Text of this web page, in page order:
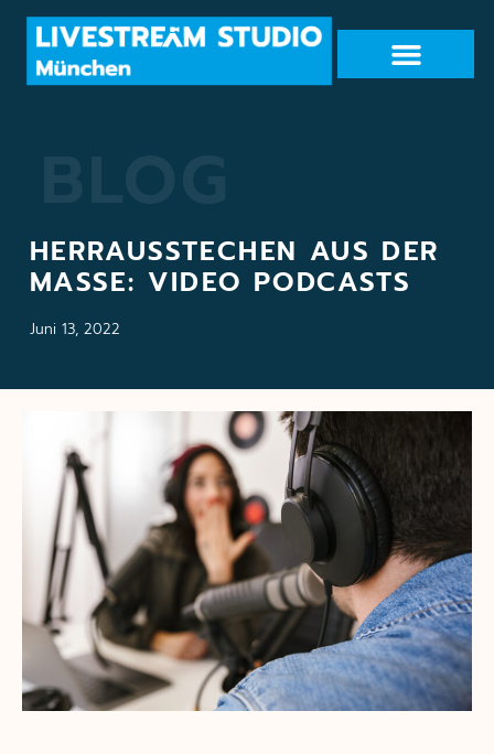
HERRAUSSTECHEN AUS DER
MASSE: VIDEO PODCASTS
Juni 13, 2022